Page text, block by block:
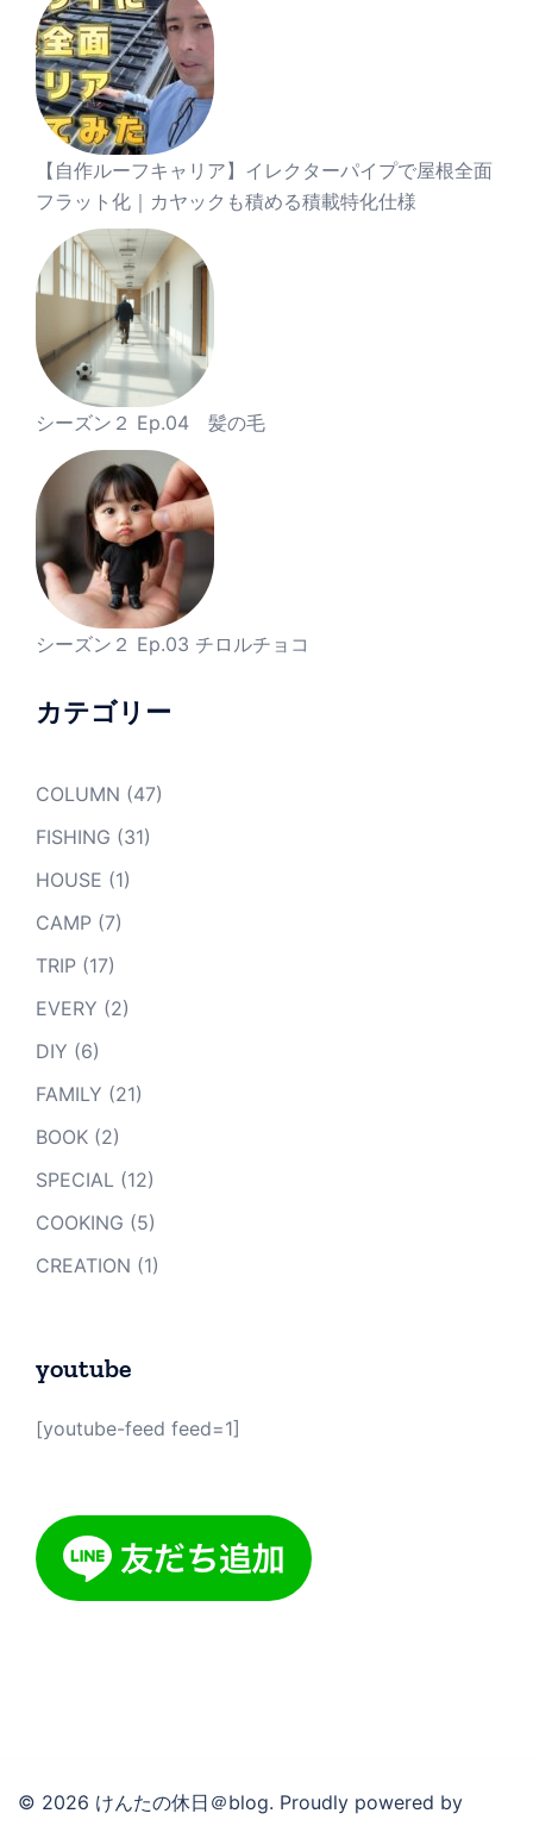
【自作ルーフキャリア】イレクターパイプで屋根全面
フラット化｜カヤックも積める積載特化仕様
シーズン２ Ep.04 髪の毛
シーズン２ Ep.03 チロルチョコ
カテゴリー
COLUMN (47)
FISHING (31)
HOUSE (1)
CAMP (7)
TRIP (17)
EVERY (2)
DIY (6)
FAMILY (21)
BOOK (2)
SPECIAL (12)
COOKING (5)
CREATION (1)
youtube
[youtube-feed feed=1]
© 2026 けんたの休日＠blog. Proudly powered by